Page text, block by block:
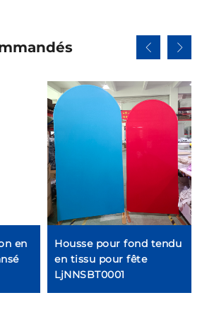
en
Housse pour fond tendu
en tissu pour fête
LjNNSBT0001